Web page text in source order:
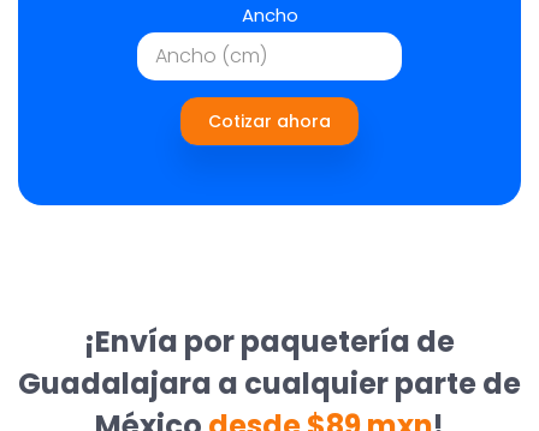
Ancho
Cotizar ahora
¡Envía por paquetería de
Guadalajara a cualquier parte de